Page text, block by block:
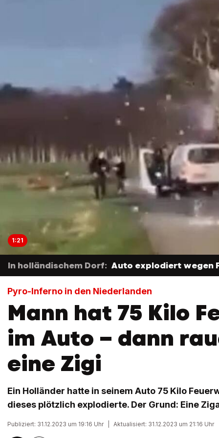
1:21
In holländischem Dorf: Auto explodiert wegen
Pyro-Inferno in den Niederlanden
Mann hat 75 Kilo
im Auto – dann
eine Zigi
Ein Holländer hatte in seinem Auto 75 Kilo
dieses plötzlich explodierte. Der Grund: Eine
Publiziert: 31.12.2023 um 19:16 Uhr Aktualisiert: 31.12.2023 um 21:16 Uhr